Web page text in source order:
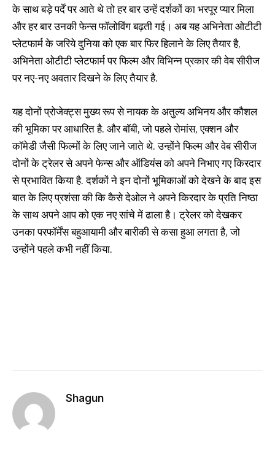
के साथ बड़े पर्दें पर आते थे तो हर बार उन्हें दर्शकों का भरपूर प्यार मिला
और हर बार उनकी फेन्स फॉलोविंग बढ़ती गई। अब यह अभिनेता ओटीटी
प्लेटफार्म के जरिये दुनिया को एक बार फिर हिलाने के लिए तैयार है,
अभिनेता ओटीटी प्लेटफार्म पर फिल्म और विभिन्न प्रकार की वेब सीरीज
पर नए-नए अवतार दिखने के लिए तैयार है.
यह दोनों प्रोजेक्ट्स मुख्य रूप से नायक के अतुल्य अभिनय और कौशल
की भूमिका पर आधारित है. और बॉबी, जो पहले रोमांस, एक्शन और
कॉमेडी जैसी फिल्मों के लिए जाने जाते थे. उन्होंने फिल्म और वेब सीरीज
दोनों के ट्रेलर से अपने फेन्स और ऑडियंस को अपने निभाए गए किरदार
से प्रभावित किया है. दर्शकों ने इन दोनों भूमिकाओं को देखने के बाद इस
बात के लिए प्रशंसा की कि कैसे देओल ने अपने किरदार के प्रति निष्ठा
के साथ अपने आप को एक नए सांचे में ढाला है। ट्रेलर को देखकर
उनका परफॉर्मेंस बहुआयामी और बारीकी से कसा हुआ लगता है, जो
उन्होंने पहले कभी नहीं किया.
Shagun